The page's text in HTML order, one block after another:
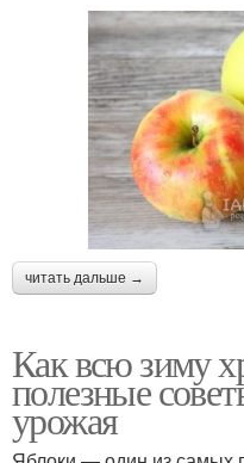
читать дальше →
Как всю зиму
полезные
урожая